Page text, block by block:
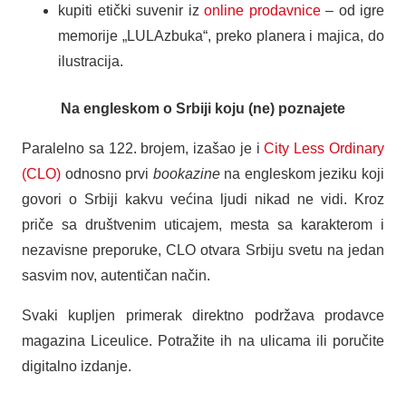
kupiti etički suvenir iz online prodavnice– od igre
memorije „LULAzbuka“, preko planera i majica, do
ilustracija.
Na engleskom o Srbiji koju (ne) poznajete
Paralelno sa 122. brojem, izašao je iCity Less Ordinary
(CLO) odnosno prvi bookazinena engleskom jeziku koji
govori o Srbiji kakvu većina ljudi nikad ne vidi. Kroz
priče sa društvenim uticajem, mesta sa karakterom i
nezavisne preporuke, CLO otvara Srbiju svetu na jedan
sasvim nov, autentičan način.
Svaki kupljen primerak direktno podržava prodavce
magazina Liceulice. Potražite ih na ulicama ili poručite
digitalno izdanje.